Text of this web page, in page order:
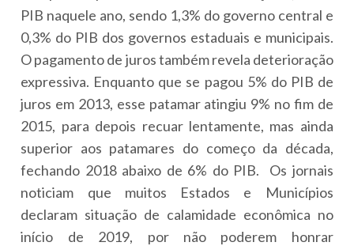
PIB naquele ano, sendo 1,3% do governo central e
0,3% do PIB dos governos estaduais e municipais.
O pagamento de juros também revela deterioração
expressiva. Enquanto que se pagou 5% do PIB de
juros em 2013, esse patamar atingiu 9% no fim de
2015, para depois recuar lentamente, mas ainda
superior aos patamares do começo da década,
fechando 2018 abaixo de 6% do PIB. Os jornais
noticiam que muitos Estados e Municípios
declaram situação de calamidade econômica no
início de 2019, por não poderem honrar